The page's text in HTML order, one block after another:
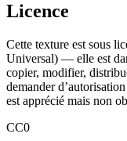
Licence
Cette texture est sous
Universal) — elle est
copier, modifier,
demander
est apprécié mais non
CC0